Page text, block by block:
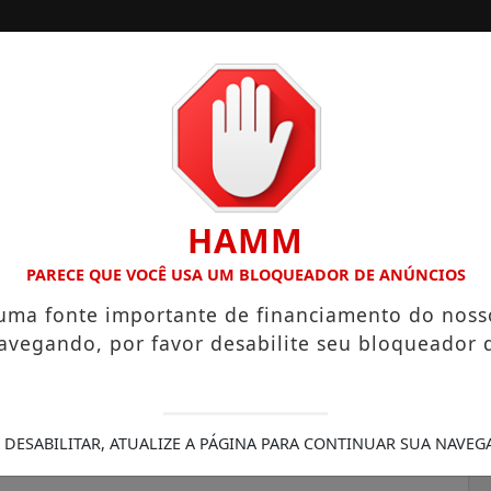
CAMPINAS LITORAL PAULISTA
UNE ALTA PRODUTIVIDADE E CHARME COLONIAL
o Brasil luta para não
de potências
HAMM
PARECE QUE VOCÊ USA UM BLOQUEADOR DE ANÚNCIOS
fonte importante de financiamento do
por favor desabilite seu bloqueador
DESABILITAR, ATUALIZE A PÁGINA PARA CONTINUAR SUA